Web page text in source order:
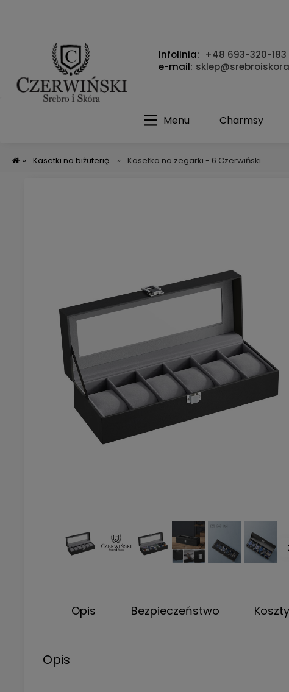
Infolinia: +48 693-320-183
e-mail:
Menu Charmsy
» Kasetki na biżuterię » Kasetka na zegarki - 6 Czerwiński
Opis Bezpieczeństwo
Opis